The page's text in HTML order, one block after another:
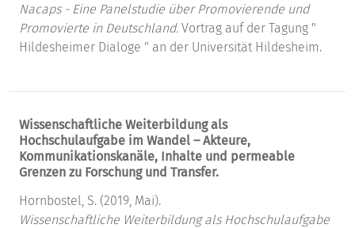
Nacaps - Eine Panelstudie über Promovierende und
Promovierte in Deutschland. Vortrag auf der Tagung "
Hildesheimer Dialoge " an der Universität Hildesheim.
Wissenschaftliche Weiterbildung als
Hochschulaufgabe im Wandel – Akteure,
Kommunikationskanäle, Inhalte und permeable
Grenzen zu Forschung und Transfer.
Hornbostel, S. (2019, Mai).
Wissenschaftliche Weiterbildung als Hochschulaufgabe